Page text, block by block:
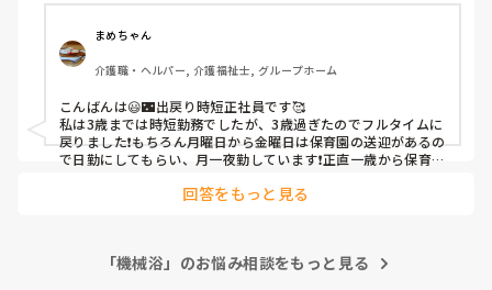
声をかけてくださり嬉しい半面、復帰後に別の施設で働いて
欲しいこと、保育園に行けば風邪で半年以上は通えないだろ
うと言われたこともあり複雑な気持ちです。(子育て中です
が、最近は風邪も引かず毎日保育園に通えてます。)
出戻りした方いますか？
お話聞けたら幸いです。(正直ショートステイで働いて自分
が風邪を引いたり、子供が熱やけがをする度に1週間のお休
みを頂いてました。そのため給料に響いてしまいとてもじゃ
又、子育てと仕事をうまく両立してる方いらっしゃいます
よろしくお願いします。
まめちゃん
介護職・ヘルパー, 介護福祉士, グループホーム
こんばんは😃🌃出戻り時短正社員です🥰
私は3歳までは時短勤務でしたが、3歳過ぎたのでフルタイムに
戻りました❗️もちろん月曜日から金曜日は保育園の送迎があるの
で日勤にしてもらい、月一夜勤しています❗️正直一歳から保育園
た❗️色々病気もらってくるので、2歳からはほとんど休んでない
いない日に出勤もあります。無理されず。
回答をもっと見る
「機械浴」のお悩み相談をもっと見る